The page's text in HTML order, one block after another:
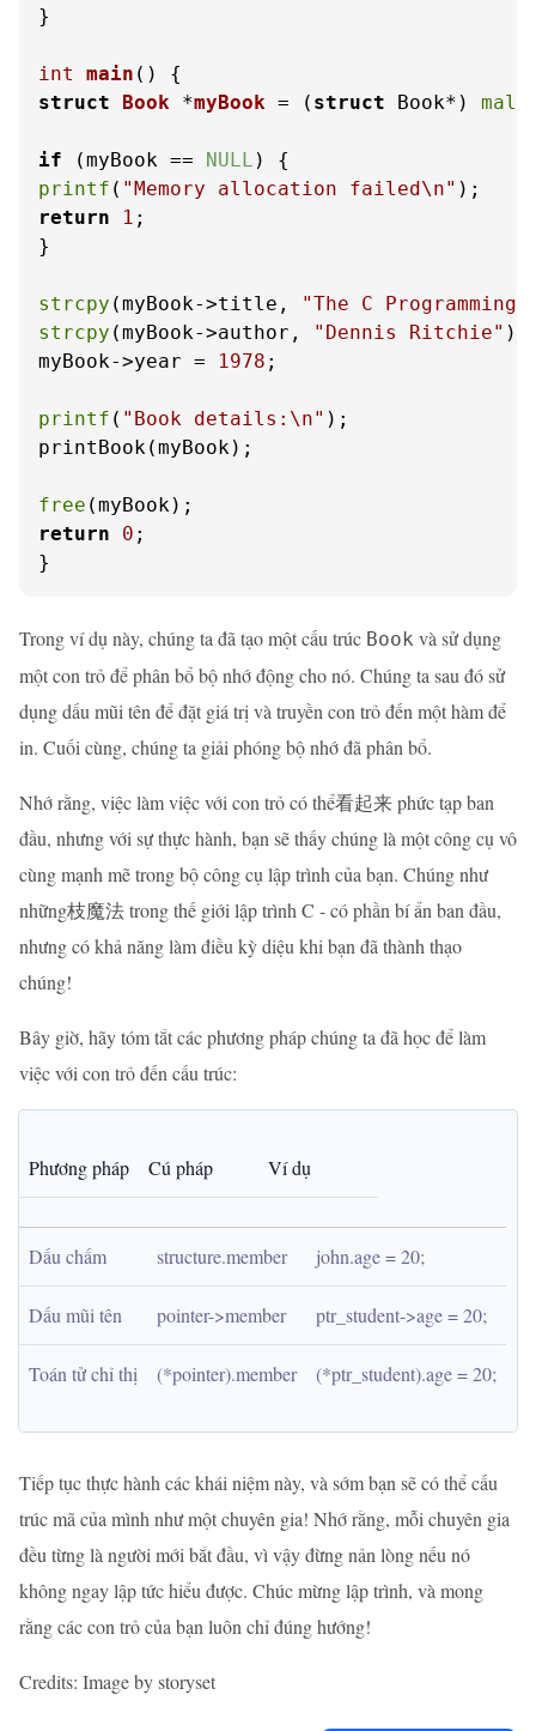
}
int main ()
struct
Book *myBook = ( struct Book*)
if (myBook == NULL
printf ( "Memory allocation failed\n"
return
1 ;
}
strcpy (myBook->title,
"The C Programming
strcpy (myBook->author, "Dennis Ritchie" );
myBook->year =
1978 ;
printf ( "Book details:\n" );
printBook(myBook);
free
return
0 ;
}
Trong ví dụ này, chúng ta đã tạo một cấu trúc Book và sử dụng
một con trỏ để phân bổ bộ nhớ động cho nó. Chúng ta sau đó sử
dụng dấu mũi tên để đặt giá trị và truyền con trỏ đến một hàm để
in. Cuối cùng, chúng ta giải phóng bộ nhớ đã phân bổ.
Nhớ rằng, việc làm việc với con trỏ có thể看起来 phức tạp ban
đầu, nhưng với sự thực hành, bạn sẽ thấy chúng là một công cụ vô
cùng mạnh mẽ trong bộ công cụ lập trình của bạn. Chúng như
những枝魔法 trong thế giới lập trình C - có phần bí ẩn ban đầu,
nhưng có khả năng làm điều kỳ diệu khi bạn đã thành thạo
chúng!
Bây giờ, hãy tóm tắt các phương pháp chúng ta đã học để làm
việc với con trỏ đến cấu trúc:
Phương pháp Cú pháp Ví dụ
Dấu chấm structure.member john.age = 20;
Dấu mũi tên pointer->member ptr_student->age = 20;
Toán tử chỉ thị (*pointer).member (*ptr_student).age = 20;
Tiếp tục thực hành các khái niệm này, và sớm bạn sẽ có thể cấu
trúc mã của mình như một chuyên gia! Nhớ rằng, mỗi chuyên gia
đều từng là người mới bắt đầu, vì vậy đừng nản lòng nếu nó
không ngay lập tức hiểu được. Chúc mừng lập trình, và mong
rằng các con trỏ của bạn luôn chỉ đúng hướng!
Credits: Image by storyset